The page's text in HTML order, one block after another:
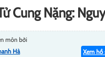
Cung Nặng:
môn bởi
Hà
Xem hồ